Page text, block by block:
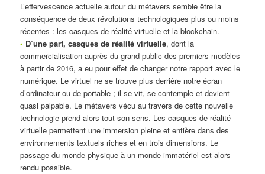
L’effervescence actuelle autour du métavers semble être la
conséquence de deux révolutions technologiques plus ou moins
récentes : les casques de réalité virtuelle et la blockchain.
• D’une part, casques de réalité virtuelle, dont la
commercialisation auprès du grand public des premiers modèles
à partir de 2016, a eu pour effet de changer notre rapport avec le
numérique. Le virtuel ne se trouve plus derrière notre écran
d’ordinateur ou de portable ; il se vit, se contemple et devient
quasi palpable. Le métavers vécu au travers de cette nouvelle
technologie prend alors tout son sens. Les casques de réalité
virtuelle permettent une immersion pleine et entière dans des
environnements textuels riches et en trois dimensions. Le
passage du monde physique à un monde immatériel est alors
rendu possible.